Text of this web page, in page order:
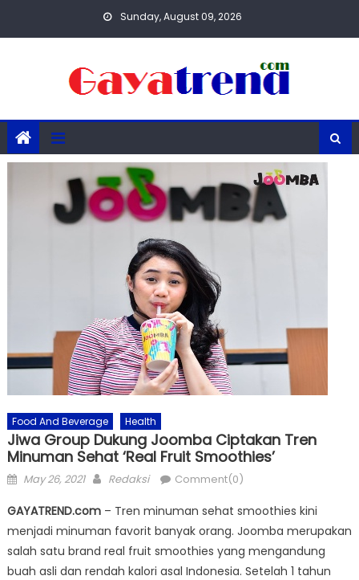
Sunday, August 09, 2026
Food And Beverage Health
Jiwa Group Dukung Joomba Ciptakan Tren
Minuman Sehat ‘Real Fruit Smoothies’
Posted
May 26, 2021 Author
Redaksi Comment(0)
GAYATREND.com – Tren minuman sehat smoothies kini
menjadi minuman favorit banyak orang. Joomba merupakan
salah satu brand real fruit smoothies yang mengandung
buah asli dan rendah kalori asal Indonesia. Setelah 1 tahun